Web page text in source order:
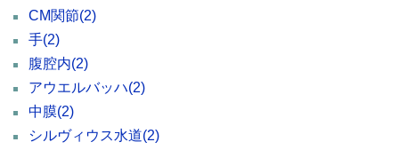
CM関節(2)
手(2)
腹腔内(2)
アウエルバッハ(2)
中膜(2)
シルヴィウス水道(2)